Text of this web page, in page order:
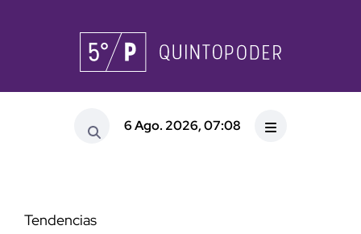
6 Ago. 2026, 07:08
Tendencias